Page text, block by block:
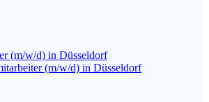
(m/w/d) in Düsseldorf
(m/w/d) in Düsseldorf